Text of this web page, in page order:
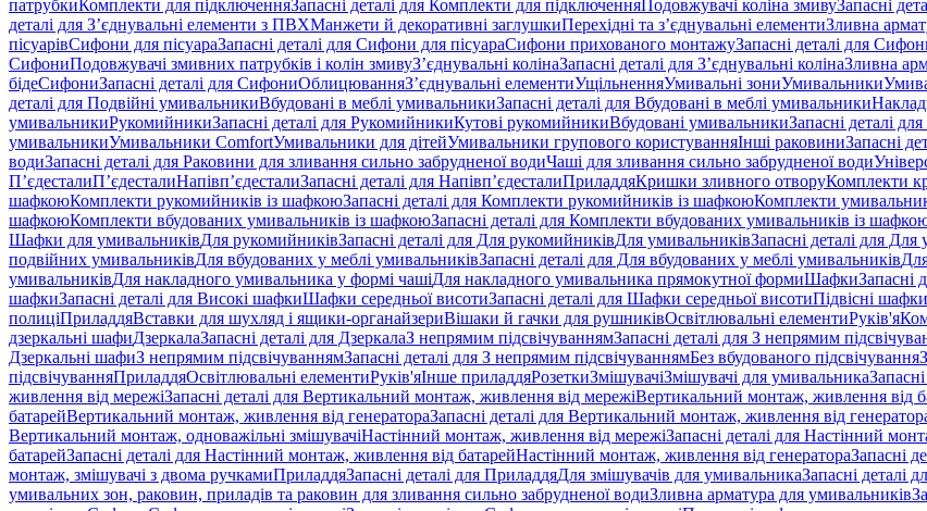
патрубкиКомплекти для підключенняЗапасні деталі для Комплекти для підключенняПодовжувачі коліна змивуЗапасні
деталі для З’єднувальні елементи з ПВХМанжети й декоративні заглушкиПерехідні та з’єднувальні елементиЗливна
пісуарівСифони для пісуараЗапасні деталі для Сифони для пісуараСифони прихованого монтажуЗапасні деталі для
СифониПодовжувачі змивних патрубків і колін змивуЗ’єднувальні колінаЗапасні деталі для З’єднувальні колінаЗливна
бідеСифониЗапасні деталі для СифониОблицюванняЗ’єднувальні елементиУщільненняУмивальні зониУмивальники
деталі для Подвійні умивальникиВбудовані в меблі умивальникиЗапасні деталі для Вбудовані в меблі умивальники
умивальникиРукомийникиЗапасні деталі для РукомийникиКутові рукомийникиВбудовані умивальникиЗапасні деталі
умивальникиУмивальники ComfortУмивальники для дітейУмивальники групового користуванняІнші раковиниЗапасні
водиЗапасні деталі для Раковини для зливання сильно забрудненої водиЧаші для зливання сильно забрудненої води
П’єдесталиП’єдесталиНапівп’єдесталиЗапасні деталі для Напівп’єдесталиПриладдяКришки зливного отворуКомплекти
шафкоюКомплекти рукомийників із шафкоюЗапасні деталі для Комплекти рукомийників із шафкоюКомплекти
шафкоюКомплекти вбудованих умивальників із шафкоюЗапасні деталі для Комплекти вбудованих умивальників із
Шафки для умивальниківДля рукомийниківЗапасні деталі для Для рукомийниківДля умивальниківЗапасні деталі для Для
подвійних умивальниківДля вбудованих у меблі умивальниківЗапасні деталі для Для вбудованих у меблі умивальників
умивальниківДля накладного умивальника у формі чашіДля накладного умивальника прямокутної формиШафкиЗапасні
шафкиЗапасні деталі для Високі шафкиШафки середньої висотиЗапасні деталі для Шафки середньої висотиПідвісні шафки
полиціПриладдяВставки для шухляд і ящики-органайзериВішаки й гачки для рушниківОсвітлювальні елементиРуків'я
дзеркальні шафиДзеркалаЗапасні деталі для ДзеркалаЗ непрямим підсвічуваннямЗапасні деталі для З непрямим
Дзеркальні шафиЗ непрямим підсвічуваннямЗапасні деталі для З непрямим підсвічуваннямБез вбудованого підсвічування
підсвічуванняПриладдяОсвітлювальні елементиРуків'яІнше приладдяРозеткиЗмішувачіЗмішувачі для умивальника
живлення від мережіЗапасні деталі для Вертикальний монтаж, живлення від мережіВертикальний монтаж, живлення від
батарейВертикальний монтаж, живлення від генератораЗапасні деталі для Вертикальний монтаж, живлення від
Вертикальний монтаж, одноважільні змішувачіНастінний монтаж, живлення від мережіЗапасні деталі для Настінний
батарейЗапасні деталі для Настінний монтаж, живлення від батарейНастінний монтаж, живлення від генератораЗапасні
монтаж, змішувачі з двома ручкамиПриладдяЗапасні деталі для ПриладдяДля змішувачів для умивальникаЗапасні деталі
умивальних зон, раковин, приладів та раковин для зливання сильно забрудненої водиЗливна арматура для умивальників